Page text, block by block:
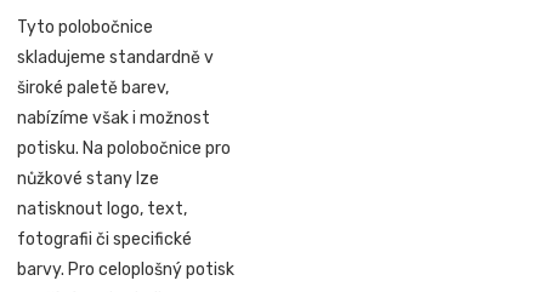
Tyto polobočnice
skladujeme standardně v
široké paletě barev,
nabízíme však i možnost
potisku. Na polobočnice pro
nůžkové stany lze
natisknout logo, text,
fotografii či specifické
barvy. Pro celoplošný potisk